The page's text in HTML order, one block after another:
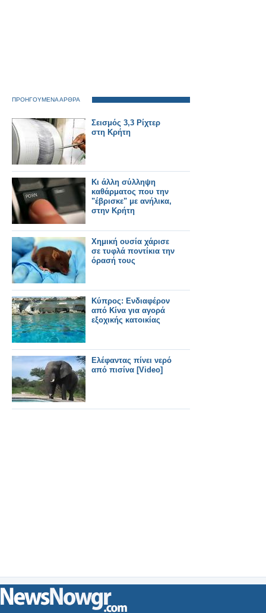
ΠΡΟΗΓΟΥΜΕΝΑ ΑΡΘΡΑ
Σεισμός 3,3 Ρίχτερ
στη Κρήτη
Κι άλλη σύλληψη
καθάρματος που την
"έβρισκε" με ανήλικα,
στην Κρήτη
Χημική ουσία χάρισε
σε τυφλά ποντίκια την
όρασή τους
Κύπρος: Ενδιαφέρον
από Κίνα για αγορά
εξοχικής κατοικίας
Ελέφαντας πίνει νερό
από πισίνα [Video]